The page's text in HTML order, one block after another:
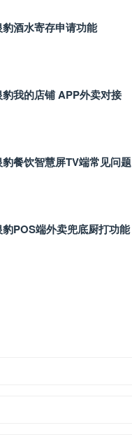
豹酒水寄存申请功能
豹我的店铺 APP外卖对接
豹餐饮智慧屏TV端常见问题
豹POS端外卖兜底厨打功能